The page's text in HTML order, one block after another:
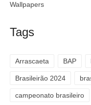
Wallpapers
Tags
Arrascaeta BAP
Brasileirão 2024
campeonato brasileiro